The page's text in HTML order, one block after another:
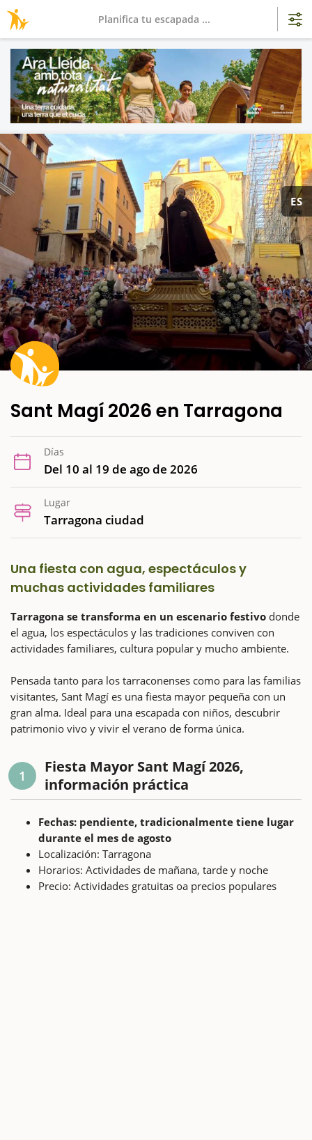
ES
Sant Magí 2026 en Tarragona
Días
Del 10 al 19 de ago de 2026
Lugar
Tarragona ciudad
Una fiesta con agua, espectáculos y
muchas actividades familiares
Tarragona se transforma en un escenario festivo donde
el agua, los espectáculos y las tradiciones conviven con
actividades familiares, cultura popular y mucho ambiente.
Pensada tanto para los tarraconenses como para las familias
visitantes, Sant Magí es una fiesta mayor pequeña con un
gran alma. Ideal para una escapada con niños, descubrir
patrimonio vivo y vivir el verano de forma única.
1
Fiesta Mayor Sant Magí 2026,
información práctica
Fechas: pendiente, tradicionalmente tiene lugar
durante el mes de agosto
Localización: Tarragona
Horarios: Actividades de mañana, tarde y noche
Precio: Actividades gratuitas oa precios populares
Planifica tu escapada ...